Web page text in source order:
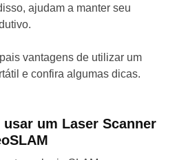
ajudam a manter seu
vantagens de utilizar um
e confira algumas dicas.
um Laser Scanner